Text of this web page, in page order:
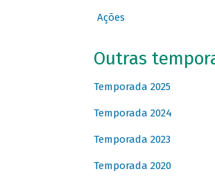
Ações
Outras
Temporada 2025
Temporada 2024
Temporada 2023
Temporada 2020